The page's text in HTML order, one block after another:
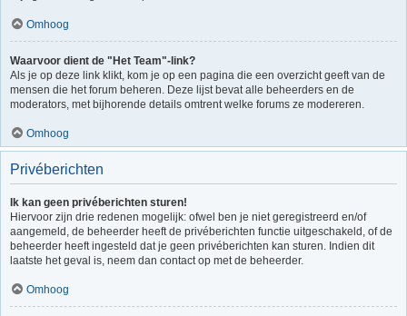
Omhoog
Waarvoor dient de "Het Team"-link?
Als je op deze link klikt, kom je op een pagina die een overzicht geeft van de
mensen die het forum beheren. Deze lijst bevat alle beheerders en de
moderators, met bijhorende details omtrent welke forums ze modereren.
Omhoog
Privéberichten
Ik kan geen privéberichten sturen!
Hiervoor zijn drie redenen mogelijk: ofwel ben je niet geregistreerd en/of
aangemeld, de beheerder heeft de privéberichten functie uitgeschakeld, of de
beheerder heeft ingesteld dat je geen privéberichten kan sturen. Indien dit
laatste het geval is, neem dan contact op met de beheerder.
Omhoog